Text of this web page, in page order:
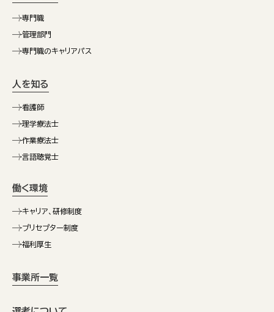
専門職
管理部門
専門職のキャリアパス
人を知る
看護師
理学療法士
作業療法士
言語聴覚士
働く環境
キャリア、研修制度
プリセプター制度
福利厚生
事業所一覧